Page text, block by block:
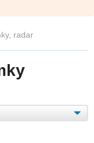
radar